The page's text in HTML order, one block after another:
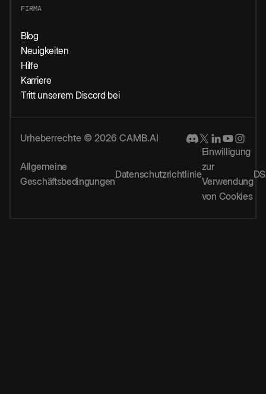
FIRMA
Blog
Neuigkeiten
Hilfe
Karriere
Tritt unserem Discord bei
Urheberrechte © 2026 CAMB.AI
Allgemeine
Geschäftsbedingungen
Datenschutzrichtlinie
Einwilligung
zur
Verwendung
von Cookies